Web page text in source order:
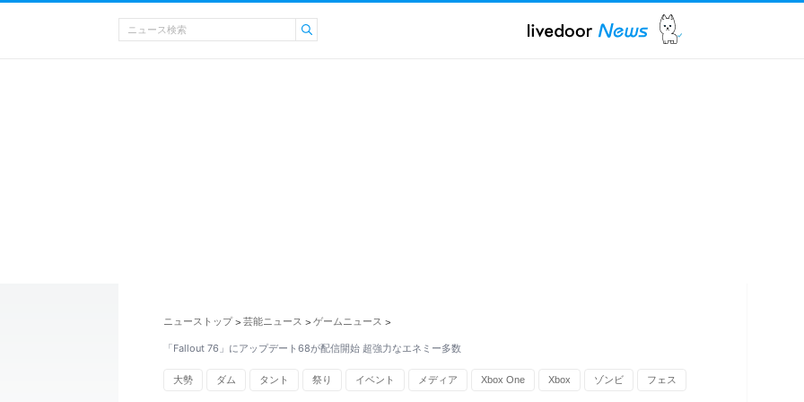
ニューストップ > 芸能ニュース > ゲームニュース >
「Fallout 76」にアップデート68が配信開始 超強力なエネミー多数
大勢 ダム タント 祭り イベント メディア Xbox One Xbox ゾンビ フェス